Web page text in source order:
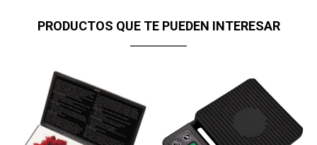
PRODUCTOS QUE TE PUEDEN INTERESAR